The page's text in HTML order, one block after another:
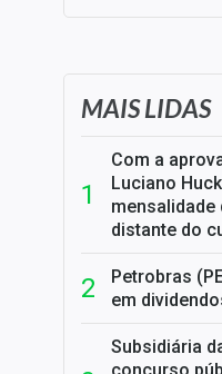
MAIS LIDAS
Com a
Luciano
mensalidade
distante do
Petrobras
em
Subsidiária